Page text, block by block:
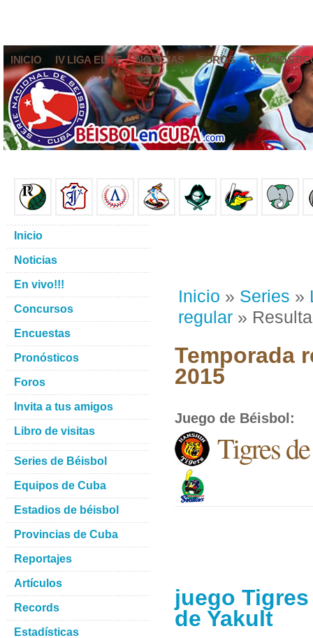
INICIO IV LIGA ELITE NOTICIAS FOROS
Inicio » Series »
regular »
Temporada
2015
Juego de Béisbol :
Tigres
juego
de Yakult
Inicio
Noticias
En vivo!!!
Concursos
Encuestas
Pronósticos
Foros
Invita a tus amigos
Libro de visitas
Series de Béisbol
Equipos de Cuba
Estadios de béisbol
Provincias de Cuba
Reportajes
Artículos
Records
Estadísticas